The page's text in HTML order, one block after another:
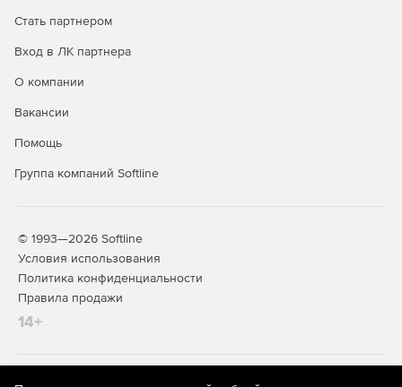
Стать партнером
Вход в ЛК партнера
О компании
Вакансии
Помощь
Группа компаний Softline
© 1993—2026 Softline
Условия использования
Политика конфиденциальности
Правила продажи
14+